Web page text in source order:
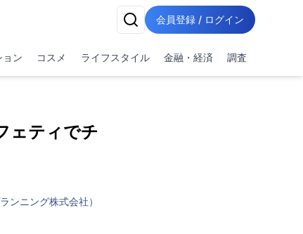
会員登録 / ログイン
ョン コスメ ライフスタイル 金融・経済 調査
ェティでチ
ンニング株式会社）